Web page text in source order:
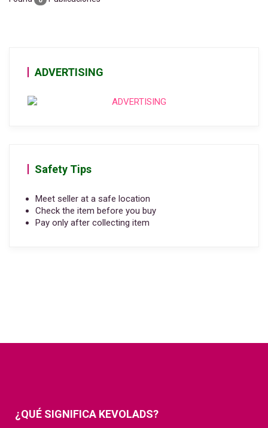
ADVERTISING
Safety Tips
Meet seller at a safe location
Check the item before you buy
Pay only after collecting item
¿QUÉ SIGNIFICA KEVOLADS?